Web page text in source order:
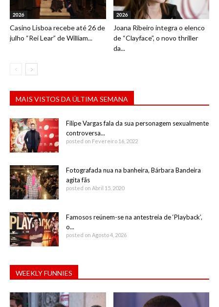
2026
Casino Lisboa recebe até 26 de
julho “Rei Lear” de William...
2026
Joana Ribeiro integra o elenco
de “Clayface”, o novo thriller
da...
MAIS VISTOS DA ÚLTIMA SEMANA
Filipe Vargas fala da sua personagem sexualmente
controversa...
posted on Fevereiro 16, 2022
Fotografada nua na banheira, Bárbara Bandeira
agita fãs
posted on Abril 15, 2020
Famosos reúnem-se na antestreia de ‘Playback’,
o...
posted on Agosto 4, 2026
WEEKLY FUNNIES